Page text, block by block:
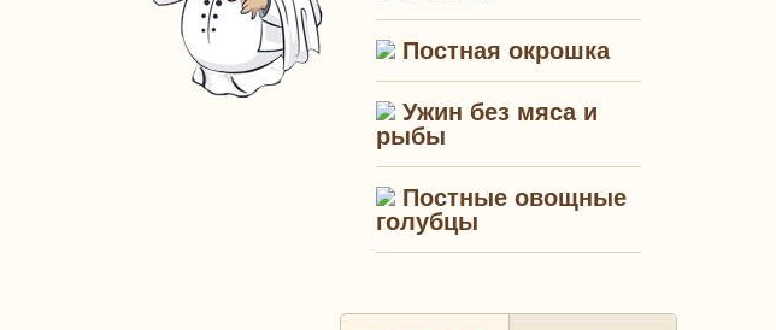
Постная окрошка
Ужин без мяса и
рыбы
Постные овощные
голубцы